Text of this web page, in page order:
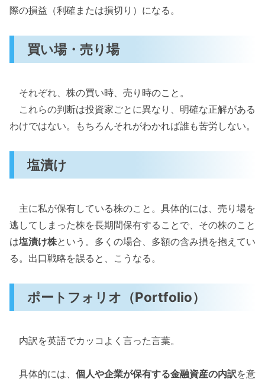
際の損益（利確または損切り）になる。
買い場・売り場
それぞれ、株の買い時、売り時のこと。
これらの判断は投資家ごとに異なり、明確な正解がある
わけではない。もちろんそれがわかれば誰も苦労しない。
塩漬け
主に私が保有している株のこと。具体的には、売り場を
逃してしまった株を長期間保有することで、その株のこと
は塩漬け株という。多くの場合、多額の含み損を抱えてい
る。出口戦略を誤ると、こうなる。
ポートフォリオ（Portfolio）
内訳を英語でカッコよく言った言葉。
具体的には、 個人や企業が保有する金融資産の内訳を意